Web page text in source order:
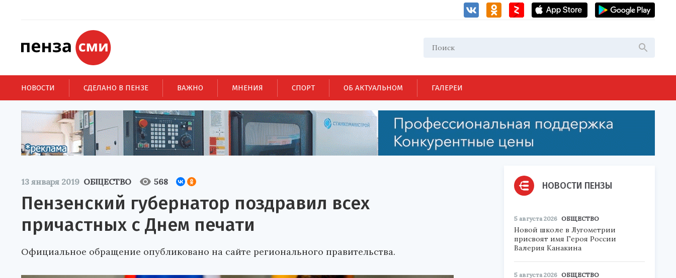
НОВОСТИ СДЕЛАНО В ПЕНЗЕ ВАЖНО МНЕНИЯ СПОРТ ОБ АКТУАЛЬНОМ ГАЛЕРЕИ
13 января 2019 ОБЩЕСТВО 568
Пензенский губернатор поздравил всех
причастных с Днем печати
Официальное обращение опубликовано на сайте регионального правительства.
НОВОСТИ ПЕНЗЫ
5 августа 2026 ОБЩЕСТВО
Новой школе в Лугометрии
присвоят имя Героя России
Валерия Канакина
5 августа 2026 ОБЩЕСТВО